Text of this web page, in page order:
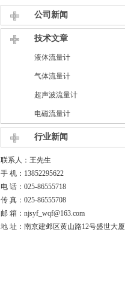
公司新闻
技术文章
液体流量计
气体流量计
超声波流量计
电磁流量计
行业新闻
联系人：王先生
手 机：13852295622
电 话：025-86555718
传 真：025-86555708
邮 箱：njsyf_wqf@163.com
地 址：南京建邺区黄山路12号盛世大厦